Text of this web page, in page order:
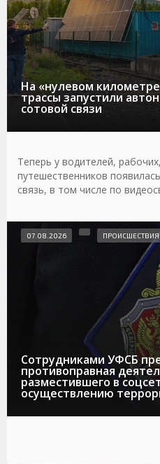
На «нулевом
трассы запустили
сотовой связи
Теперь у водителей,
путешественников
связь, в том числе по
Сотрудниками УФСБ
противоправная
разместившего в
осуществлению
07.08.2026 ПРОИСШЕСТВИЯ